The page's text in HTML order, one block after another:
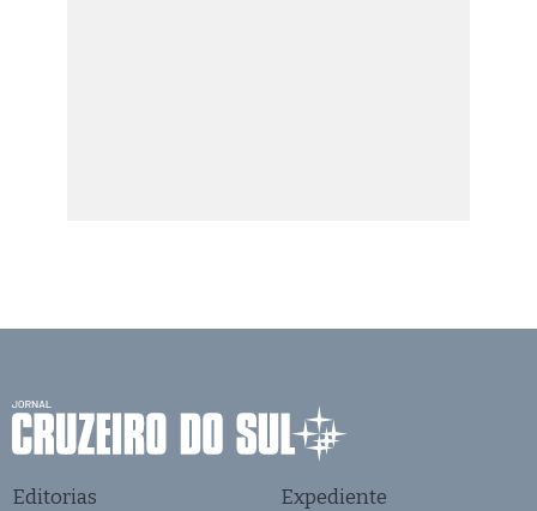
Editorias Expediente